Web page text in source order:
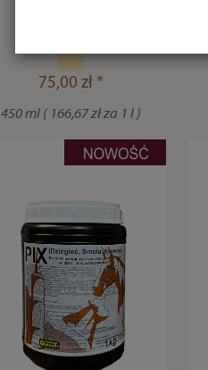
75,00 zł *
450 ml ( 166,67 zł za 1 l )